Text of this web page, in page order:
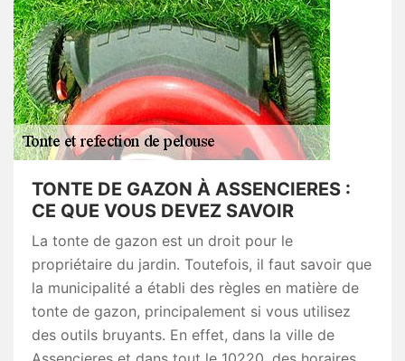
TONTE DE GAZON À ASSENCIERES :
CE QUE VOUS DEVEZ SAVOIR
La tonte de gazon est un droit pour le
propriétaire du jardin. Toutefois, il faut savoir que
la municipalité a établi des règles en matière de
tonte de gazon, principalement si vous utilisez
des outils bruyants. En effet, dans la ville de